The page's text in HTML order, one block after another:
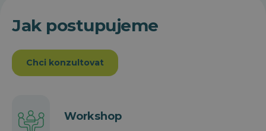
Jak postupujeme
Chci konzultovat
Workshop